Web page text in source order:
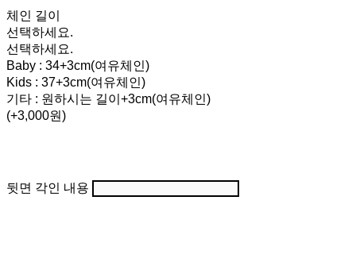
체인 길이
선택하세요.
선택하세요.
Baby : 34+3cm(여유체인)
Kids : 37+3cm(여유체인)
기타 : 원하시는 길이+3cm(여유체인)
(+3,000원)
뒷면 각인 내용